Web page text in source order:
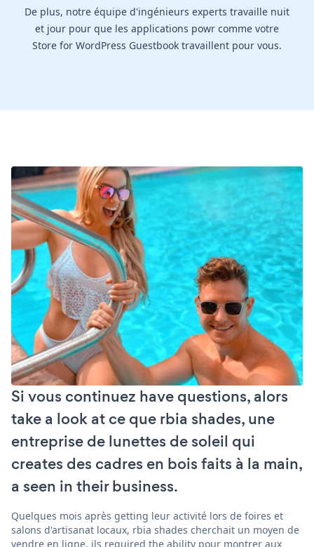
De plus, notre équipe d'ingénieurs experts travaille nuit
et jour pour que les applications powr comme votre
Store for WordPress Guestbook travaillent pour vous.
Si vous continuez have questions, alors
take a look at ce que rbia shades, une
entreprise de lunettes de soleil qui
creates des cadres en bois faits à la main,
a seen in their business.
Quelques mois après getting leur activité lors de foires et
salons d'artisanat locaux, rbia shades cherchait un moyen de
vendre en ligne. ils required the ability pour montrer aux